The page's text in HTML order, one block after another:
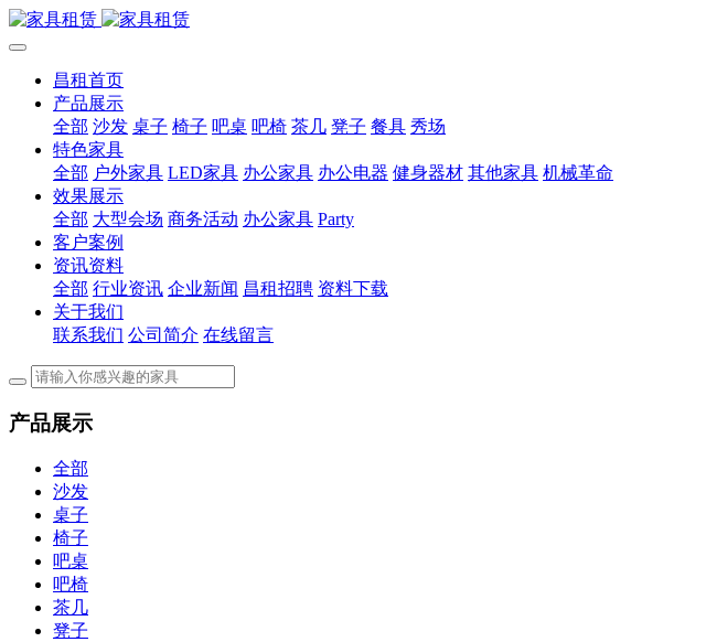
昌租首页
产品展示
全部 沙发 桌子 椅子 吧桌 吧椅 茶几 凳子 餐具 秀场
特色家具
全部 户外家具 LED家具 办公家具 办公电器 健身器材 其他家具 机械革命
效果展示
全部 大型会场 商务活动 办公家具 Party
客户案例
资讯资料
全部 行业资讯 企业新闻 昌租招聘 资料下载
关于我们
联系我们 公司简介 在线留言
产品展示
全部
沙发
桌子
椅子
吧桌
吧椅
茶几
凳子